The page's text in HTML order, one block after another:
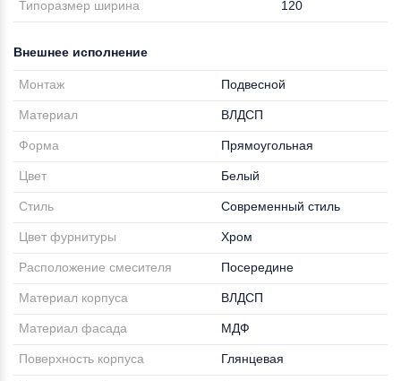
Типоразмер ширина 120
Внешнее исполнение
Монтаж Подвесной
Материал ВЛДСП
Форма Прямоугольная
Цвет Белый
Стиль Современный стиль
Цвет фурнитуры Хром
Расположение смесителя Посередине
Материал корпуса ВЛДСП
Материал фасада МДФ
Поверхность корпуса Глянцевая